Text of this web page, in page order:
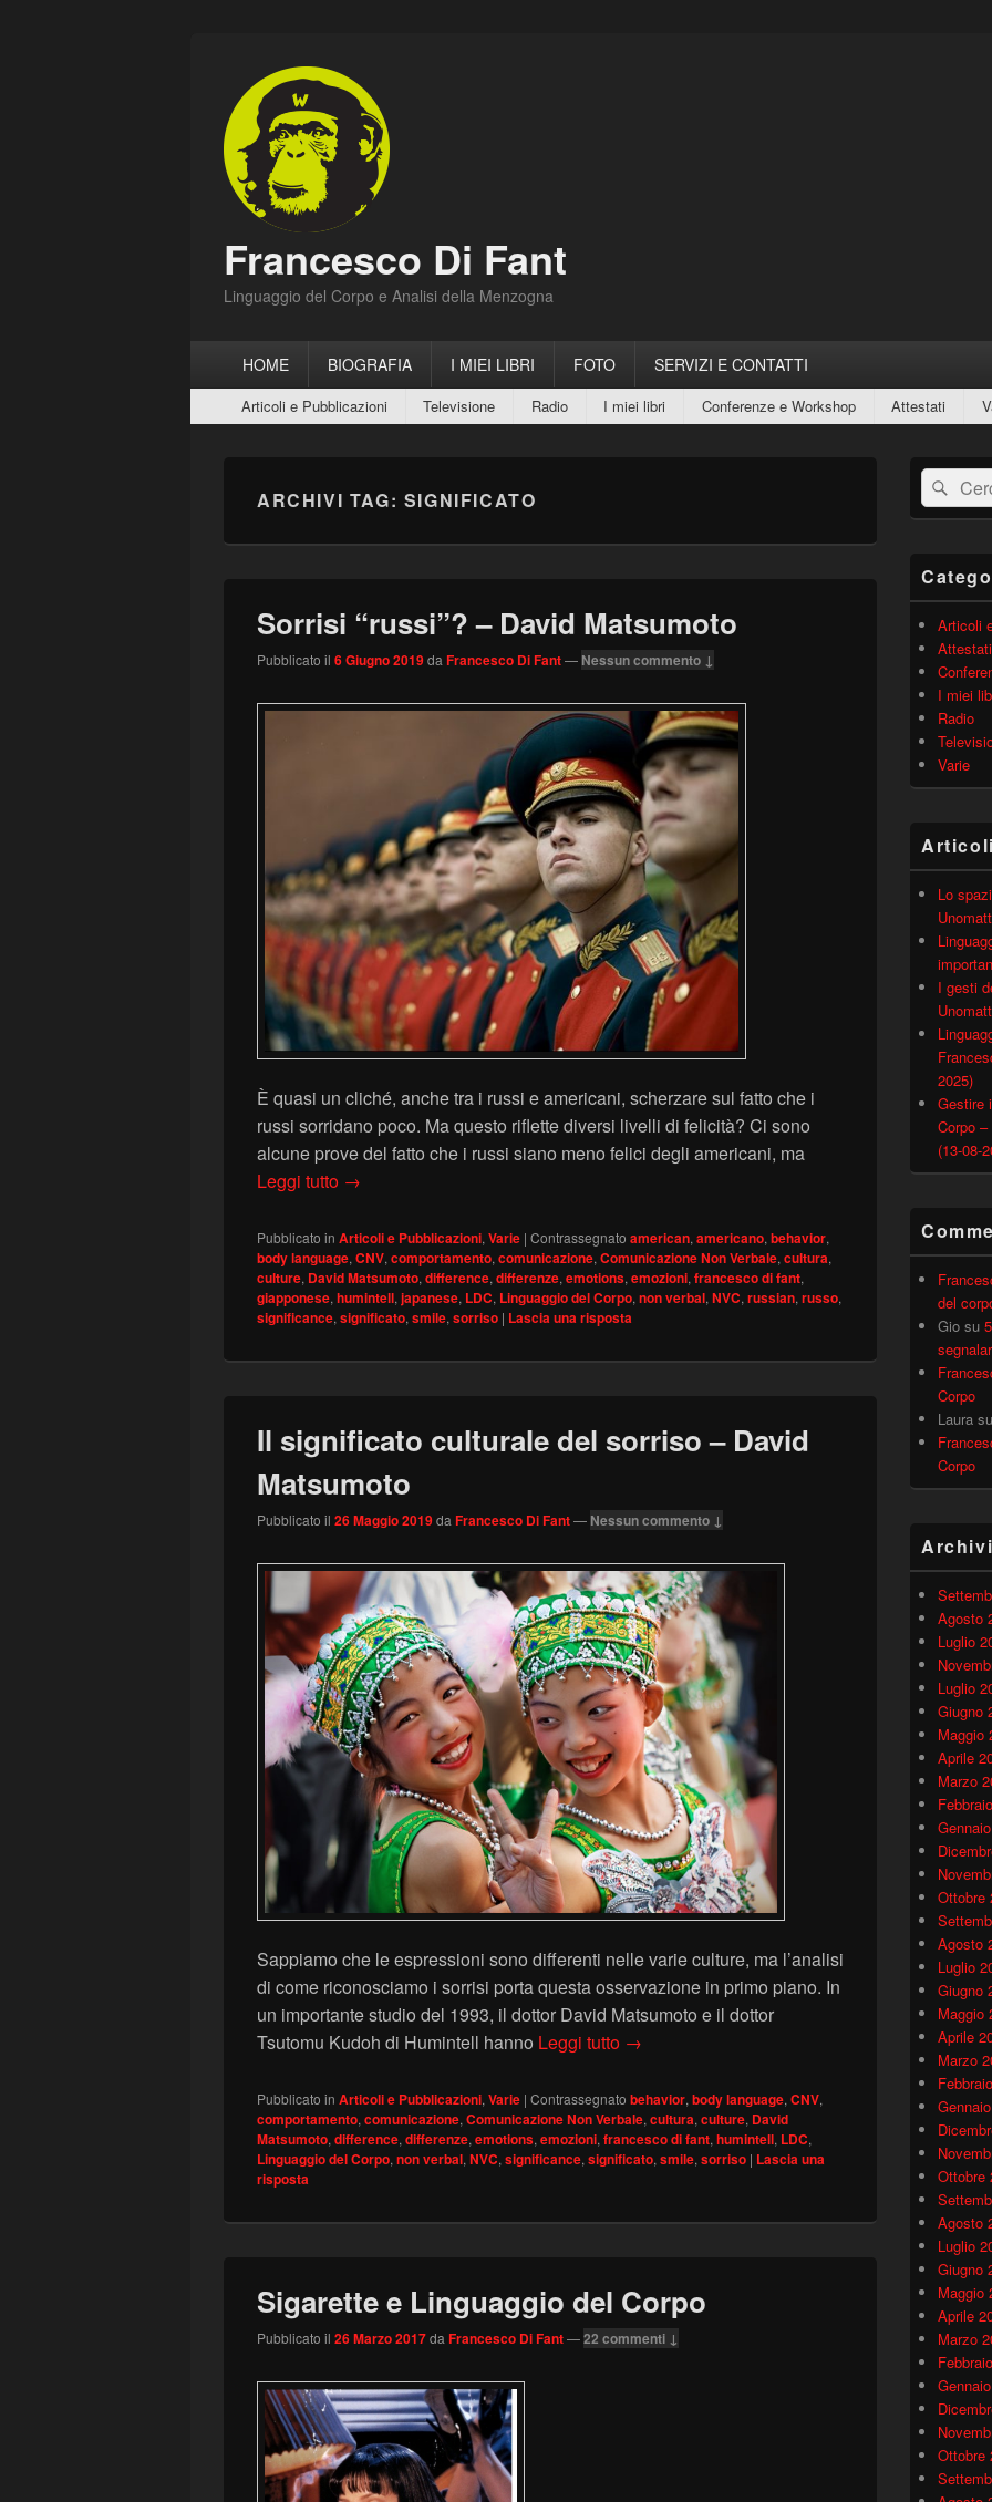
Francesco Di Fant
Linguaggio del Corpo e Analisi della Menzogna
principaleHOME BIOGRAFIA I MIEI LIBRI FOTO SERVIZI E CONTATTI
secondario
Articoli e Pubblicazioni Televisione Radio I miei libri Conferenze e Workshop Attestati
ARCHIVI TAG: SIGNIFICATO
Sorrisi “russi”? – David Matsumoto
Pubblicato il 6 Giugno 2019da Francesco Di Fant— Nessun commento ↓
È quasi un cliché, anche tra i russi e americani, scherzare sul fatto che i
russi sorridano poco. Ma questo riflette diversi livelli di felicità? Ci sono
alcune prove del fatto che i russi siano meno felici degli americani, ma
Leggi tutto Sorrisi “russi”? – David Matsumoto
→
Pubblicato in Articoli e Pubblicazioni, Varie | Contrassegnato american, americano, behavior,
body language, CNV, comportamento, comunicazione, Comunicazione Non Verbale, cultura,
culture, David Matsumoto, difference, differenze, emotions, emozioni, francesco di fant,
giapponese, humintell, japanese, LDC, Linguaggio del Corpo, non verbal, NVC, russian, russo,
significance, significato, smile, sorriso | Lascia una risposta
Il significato culturale del sorriso – David
Matsumoto
Pubblicato il 26 Maggio 2019da Francesco Di Fant— Nessun commento ↓
Sappiamo che le espressioni sono differenti nelle varie culture, ma l’analisi
di come riconosciamo i sorrisi porta questa osservazione in primo piano. In
un importante studio del 1993, il dottor David Matsumoto e il dottor
Tsutomu Kudoh di Humintell hanno Leggi tutto Il significato culturale del sorriso – David
→
Pubblicato in Articoli e Pubblicazioni, Varie | Contrassegnato behavior, body language, CNV,
comportamento, comunicazione, Comunicazione Non Verbale, cultura, culture, David
Matsumoto, difference, differenze, emotions, emozioni, francesco di fant, humintell, LDC,
Linguaggio del Corpo, non verbal, NVC, significance, significato, smile, sorriso | Lascia una
risposta
Sigarette e Linguaggio del Corpo
Pubblicato il 26 Marzo 2017da Francesco Di Fant—22 commenti ↓
Area
widget
barra
laterale
Cerca:
Articoli
Attestati
I miei
Radio
Varie
Lo
I gesti
2025)
Gestire
Corpo
(13-08-
del
Gio su
Corpo
Laura su
Corpo
Archivi
Agosto
Luglio
Luglio
Giugno
Maggio
Aprile
Marzo
Ottobre
Agosto
Luglio
Giugno
Maggio
Aprile
Marzo
Ottobre
Agosto
Luglio
Giugno
Maggio
Aprile
Marzo
Ottobre